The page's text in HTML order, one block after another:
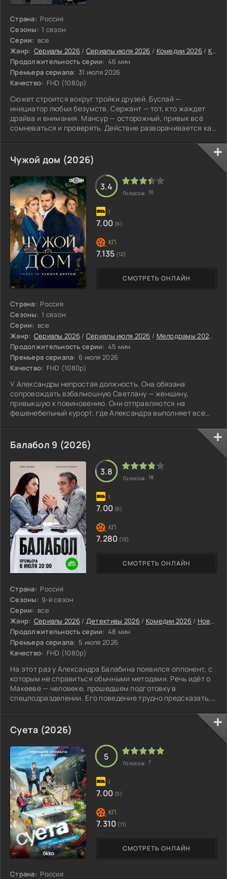
Страна: Россия
Сезоны: 1 сезон
Серии: все
Жанр: Сериалы 2026 / Сериалы июля 2026 / Комедии 2026/ Криминальные сериалы 2026
Продолжительность серии: 46 мин
Премьера сериала: 31 июля 2026
Качество: FHD (1080p)
Сюжет строится вокруг тройки друзей. Буслай —
инициатор любых безумств. Сержант — тот, кто жаждет
драйва и внимания. Мансур — осторожный, привык всё
сомневаться и проверять. Действие разворачивается как
цепочку событий, рискуя ради собственного спасения и
не желая подвести друзей.
Чужой дом (2026)
Страна: Россия
Сезоны: 1 сезон
Серии: все
Жанр: Сериалы 2026 / Сериалы июля 2026 / Мелодрамы 2026
Продолжительность серии: 45 мин
Премьера сериала: 6 июля 2026
Качество: FHD (1080p)
У Александры непростая должность. Она обязана
сопровождать взбалмошную Светлану — женщину,
привыкшую к повиновению. Они отправляются на
фешенебельный курорт, где Александра выполняет все
СМОТРЕТЬ ОНЛАЙН
3.4
Голосов: 10
7.00 (6)
7.135 (12)
Балабол 9 (2026)
Страна: Россия
Сезоны: 9-й сезон
Серии: все
Жанр: Сериалы 2026 / Детективы 2026/ Комедии 2026 / Новинки сериалов 2026
Продолжительность серии: 48 мин
Премьера сериала: 5 июля 2026
Качество: FHD (1080p)
На этот раз у Александра Балабина появился оппонент, с
которым не справиться обычными методами. Речь идёт о
Макееве — человеке, прошедшем подготовку в
спецподразделении. Его поведение трудно предсказать, а
СМОТРЕТЬ ОНЛАЙН
3.8
Голосов: 18
7.00 (6)
7.280 (12)
Суета (2026)
Страна: Россия
СМОТРЕТЬ ОНЛАЙН
5
Голосов: 7
7.00 (5)
7.310 (11)